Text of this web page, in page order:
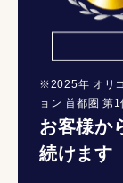
お客様か
続けます
※2025年 オリ
ョン 首都圏 第1